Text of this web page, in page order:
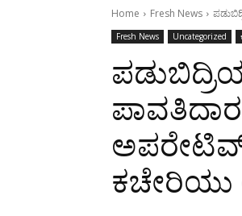
Home Fresh News
Fresh News Uncategorized
ಅಪರೇಟಿವ್
ಕಚೇರಿಯು